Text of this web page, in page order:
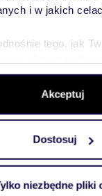
i w jakich
tego, jak
plików
w dowolnej chwili.
społecznościowe
tym, jak
mogą
Akceptuj
Dostosuj
niezbędne pliki